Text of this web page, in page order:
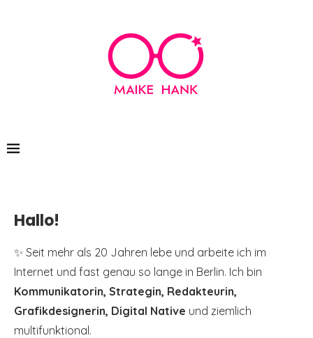
Hallo!
✨ Seit mehr als 20 Jahren lebe und arbeite ich im
Internet und fast genau so lange in Berlin. Ich bin
Kommunikatorin, Strategin, Redakteurin,
Grafikdesignerin, Digital Native und ziemlich
multifunktional.